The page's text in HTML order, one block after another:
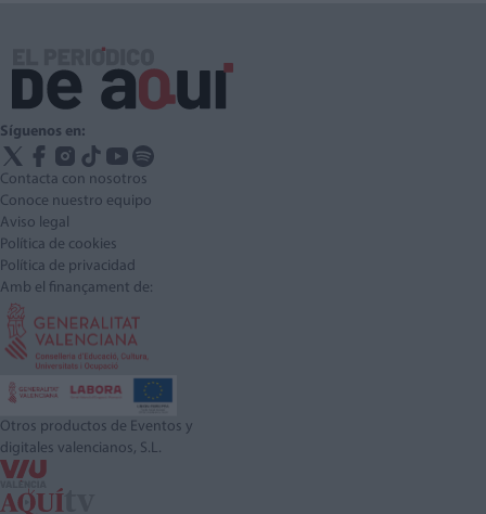
Síguenos en:
Contacta con nosotros
Conoce nuestro equipo
Aviso legal
Política de cookies
Política de privacidad
Amb el finançament de:
Otros productos de Eventos y
digitales valencianos, S.L.